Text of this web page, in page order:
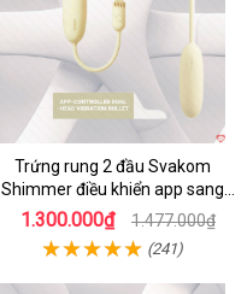
Trứng rung 2 đầu Svakom
Shimmer điều khiển app sang
trọng chất lượng
1.300.000₫ 1.477.000₫
(241)